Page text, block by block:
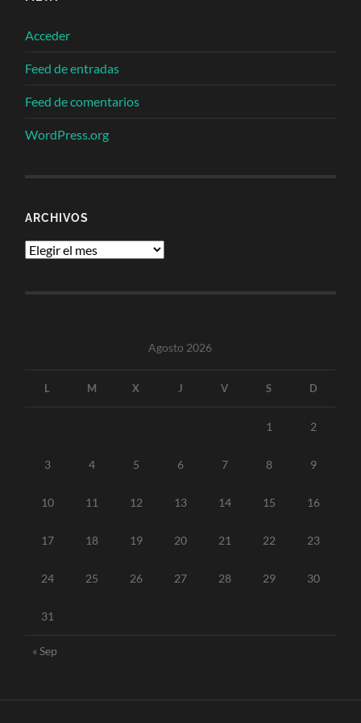
Acceder
Feed de entradas
Feed de comentarios
WordPress.org
ARCHIVOS
Archivos
Agosto 2026
L M X J V S D
1 2
3 4 5 6 7 8 9
10 11 12 13 14 15 16
17 18 19 20 21 22 23
24 25 26 27 28 29 30
31
« Sep